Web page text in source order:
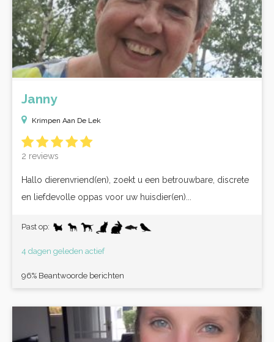
Janny
Krimpen Aan De Lek
2 reviews
Hallo dierenvriend(en), zoekt u een betrouwbare, discrete
en liefdevolle oppas voor uw huisdier(en)...
Past op:
4 dagen geleden actief
96% Beantwoorde berichten